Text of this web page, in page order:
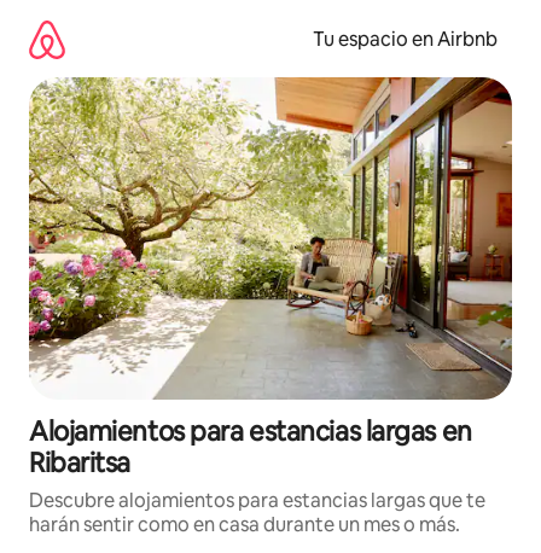
contenido
Tu espacio en Airbnb
Alojamientos para estancias largas en
Ribaritsa
Descubre alojamientos para estancias largas que te
harán sentir como en casa durante un mes o más.